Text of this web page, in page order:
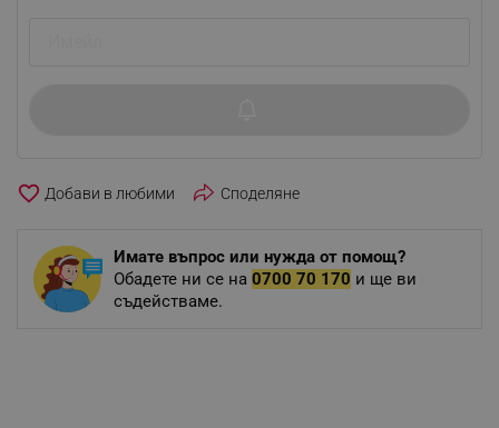
favorite_border Споделяне
Имате въпрос или нужда от помощ?
Обадете ни се на 0700 70 170 и ще ви
съдействаме.